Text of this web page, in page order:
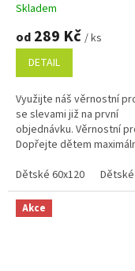
Skladem
od 289 Kč / ks
DETAIL
Využijte náš věrnostní
se slevami již na první
objednávku. Věrnostní
Dopřejte dětem
prostěradlem, které je
Dětské 60x120
Akce